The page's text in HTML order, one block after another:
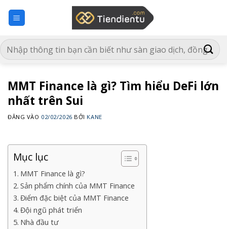
qua
dung
MMT Finance là gì? Tìm hiểu DeFi lớn
nhất trên Sui
ĐĂNG VÀO 02/02/2026 BỞI KANE
Mục lục
MMT Finance là gì?
Sản phẩm chính của MMT Finance
Điểm đặc biệt của MMT Finance
Đội ngũ phát triển
Nhà đầu tư